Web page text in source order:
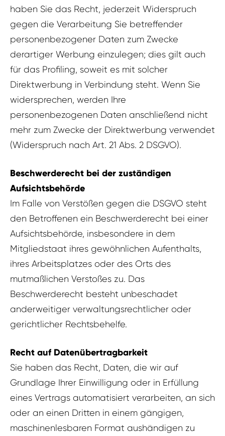
haben Sie das Recht, jederzeit Widerspruch
gegen die Verarbeitung Sie betreffender
personenbezogener Daten zum Zwecke
derartiger Werbung einzulegen; dies gilt auch
für das Profiling, soweit es mit solcher
Direktwerbung in Verbindung steht. Wenn Sie
widersprechen, werden Ihre
personenbezogenen Daten anschließend nicht
mehr zum Zwecke der Direktwerbung verwendet
(Widerspruch nach Art. 21 Abs. 2 DSGVO).
Beschwerderecht bei der zuständigen
Aufsichtsbehörde
Im Falle von Verstößen gegen die DSGVO steht
den Betroffenen ein Beschwerderecht bei einer
Aufsichtsbehörde, insbesondere in dem
Mitgliedstaat ihres gewöhnlichen Aufenthalts,
ihres Arbeitsplatzes oder des Orts des
mutmaßlichen Verstoßes zu. Das
Beschwerderecht besteht unbeschadet
anderweitiger verwaltungsrechtlicher oder
gerichtlicher Rechtsbehelfe.
Recht auf Datenübertragbarkeit
Sie haben das Recht, Daten, die wir auf
Grundlage Ihrer Einwilligung oder in Erfüllung
eines Vertrags automatisiert verarbeiten, an sich
oder an einen Dritten in einem gängigen,
maschinenlesbaren Format aushändigen zu